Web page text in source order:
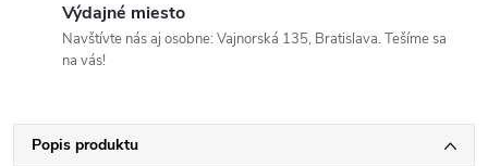
Výdajné miesto
Navštívte nás aj osobne: Vajnorská 135, Bratislava. Tešíme sa
na vás!
Popis produktu